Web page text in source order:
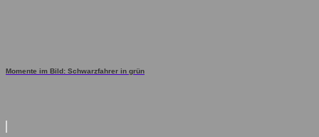
Momente im Bild: Schwarzfahrer in grün